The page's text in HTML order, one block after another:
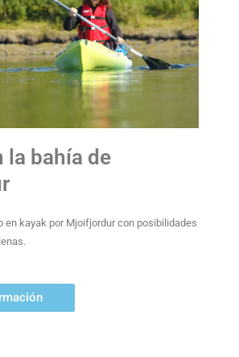
la bahía de
en kayak por Mjoifjordur con posibilidades